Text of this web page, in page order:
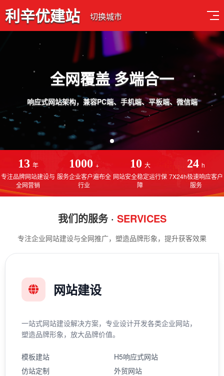
利辛优建站 切换城市
、微信端
用心服务
免费售后服务，线上一对一
13 年
专注品牌网站建设与
全网营销
1000 +
服务企业客户遍布全
行业
10 大
网站安全稳定运行保
障
24 h
7X24h极速响应客户
服务
我们的服务 · SERVICES
专注企业网站建设与全网推广，塑造品牌形象，提升获客效果
网站建设
一站式网站建设解决方案，专业设计开发各类企业网站，
塑造品牌形象，放大品牌价值。
模板建站
H5响应式网站
仿站定制
外贸网站